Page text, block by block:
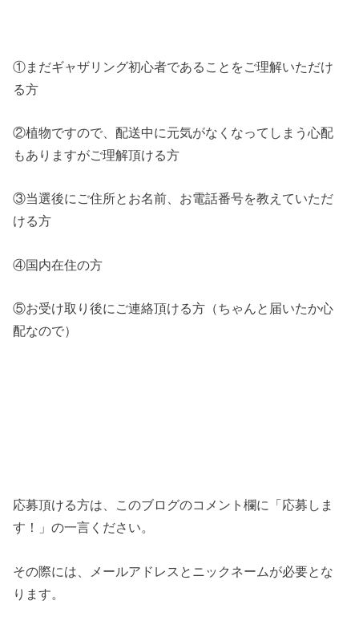
①まだギャザリング初心者であることをご理解いただけ
る方
②植物ですので、配送中に元気がなくなってしまう心配
もありますがご理解頂ける方
③当選後にご住所とお名前、お電話番号を教えていただ
ける方
④国内在住の方
⑤お受け取り後にご連絡頂ける方（ちゃんと届いたか心
配なので）
応募頂ける方は、このブログのコメント欄に「応募しま
す！」の一言ください。
その際には、メールアドレスとニックネームが必要とな
ります。